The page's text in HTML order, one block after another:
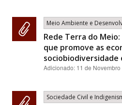
Meio Ambiente e
Rede Terra do
que promove as
Adicionado: 11 de Novembro
Sociedade Civil e